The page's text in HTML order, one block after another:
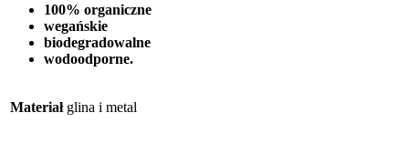
100% organiczne
wegańskie
biodegradowalne
wodoodporne.
Materiał glina i metal